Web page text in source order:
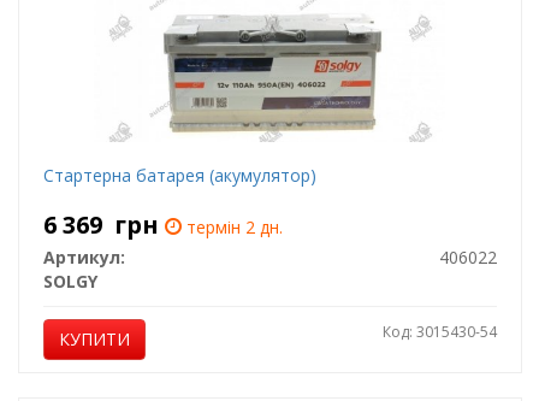
Стартерна батарея (акумулятор)
6 369 грн
термін 2 дн.
Артикул:
406022
SOLGY
КУПИТИ Код: 3015430-54